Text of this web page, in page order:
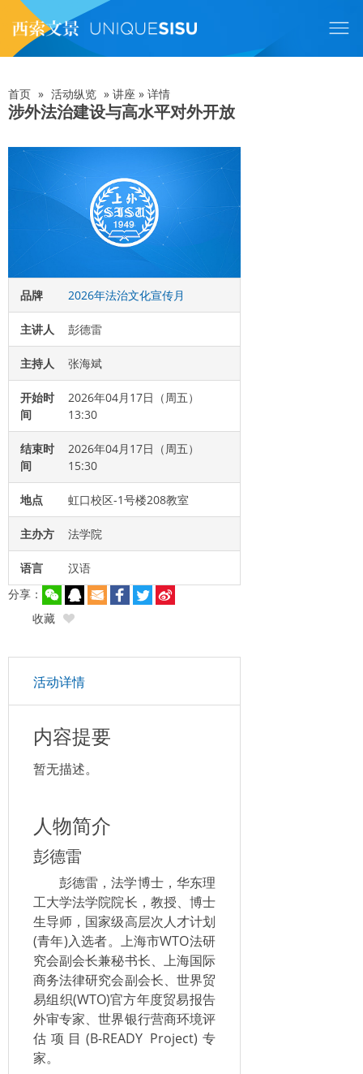
主
内
容面
包
首页 » 活动纵览 » 讲座 » 详情
涉外法治建设与高水平对外开放
品牌 2026年法治文化宣传月
主讲人 彭德雷
主持人 张海斌
开始时
间
2026年04月17日（周五）
13:30
结束时
间
2026年04月17日（周五）
15:30
地点 虹口校区-1号楼208教室
主办方 法学院
语言
汉语
分享：
收藏
活动详情
内容提要
暂无描述。
人物简介
彭德雷
彭德雷，法学博士，华东理
工大学法学院院长，教授、博士
生导师，国家级高层次人才计划
(青年)入选者。上海市WTO法研
究会副会长兼秘书长、上海国际
商务法律研究会副会长、世界贸
易组织(WTO)官方年度贸易报告
外审专家、世界银行营商环境评
估项目(B-READY Project)专
家。